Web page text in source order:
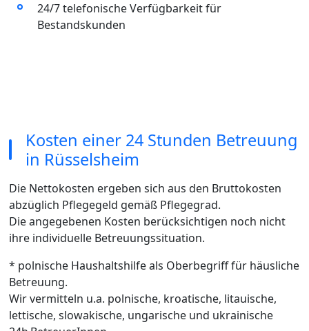
24/7 telefonische Verfügbarkeit für
Bestandskunden
Kosten einer 24 Stunden Betreuung
in Rüsselsheim
Die Nettokosten ergeben sich aus den Bruttokosten
abzüglich Pflegegeld gemäß Pflegegrad.
Die angegebenen Kosten berücksichtigen noch nicht
ihre individuelle Betreuungssituation.
* polnische Haushaltshilfe als Oberbegriff für häusliche
Betreuung.
Wir vermitteln u.a. polnische, kroatische, litauische,
lettische, slowakische, ungarische und ukrainische